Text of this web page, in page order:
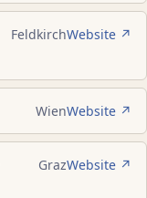
FeldkirchWebsite ↗
WienWebsite ↗
GrazWebsite ↗